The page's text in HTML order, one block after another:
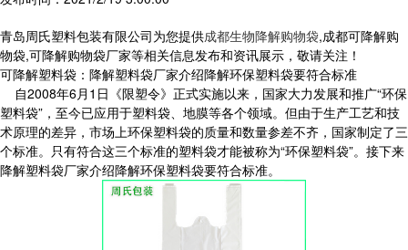
青岛周氏塑料包装有限公司为您提供成都生物降解购物袋,成都可降解购
物袋,可降解购物袋厂家等相关信息发布和资讯展示，敬请关注！
可降解塑料袋：降解塑料袋厂家介绍降解环保塑料袋要符合标准
自2008年6月1日《限塑令》正式实施以来，国家大力发展和推广“环保
塑料袋”，至今已应用于塑料袋、地膜等各个领域。但由于生产工艺和技
术原理的差异，市场上环保塑料袋的质量和数量参差不齐，国家制定了三
个标准。只有符合这三个标准的塑料袋才能被称为“环保塑料袋”。接下来
降解塑料袋厂家介绍降解环保塑料袋要符合标准。